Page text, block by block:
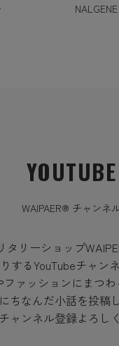
YOUTUBE
WAIPAER® チャンネ
タリーショップ
するYouTubeチャン
ファッションにまつ
ちなんだ小話を投稿
ャンネル登録よろし